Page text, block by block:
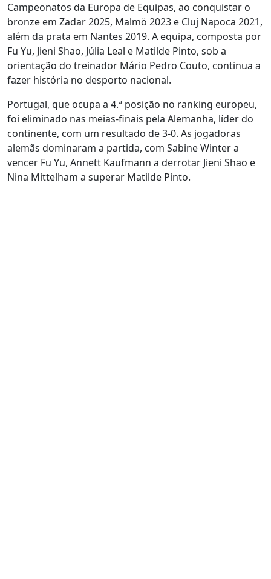
Campeonatos da Europa de Equipas, ao conquistar o
bronze em Zadar 2025, Malmö 2023 e Cluj Napoca 2021,
além da prata em Nantes 2019. A equipa, composta por
Fu Yu, Jieni Shao, Júlia Leal e Matilde Pinto, sob a
orientação do treinador Mário Pedro Couto, continua a
fazer história no desporto nacional.
Portugal, que ocupa a 4.ª posição no ranking europeu,
foi eliminado nas meias-finais pela Alemanha, líder do
continente, com um resultado de 3-0. As jogadoras
alemãs dominaram a partida, com Sabine Winter a
vencer Fu Yu, Annett Kaufmann a derrotar Jieni Shao e
Nina Mittelham a superar Matilde Pinto.